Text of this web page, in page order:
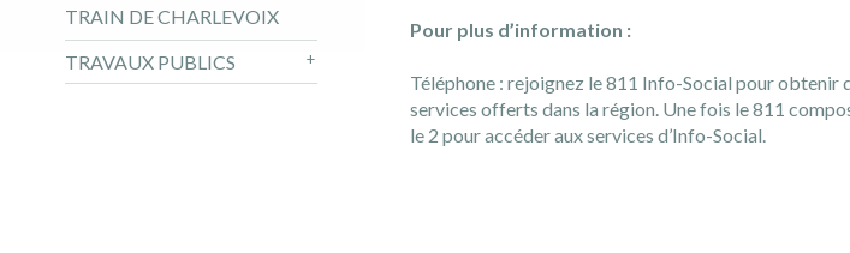
TRAIN DE CHARLEVOIX
TRAVAUX PUBLICS
Pour plus d’information :
Téléphone : rejoignez le 811 Info-Social pour obtenir
services offerts dans la région. Une fois le 811
le 2 pour accéder aux services d’Info-Social.